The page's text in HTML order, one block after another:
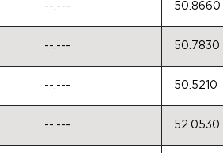
--.--- 50.8660
--.--- 50.7830
--.--- 50.5210
--.--- 52.0530